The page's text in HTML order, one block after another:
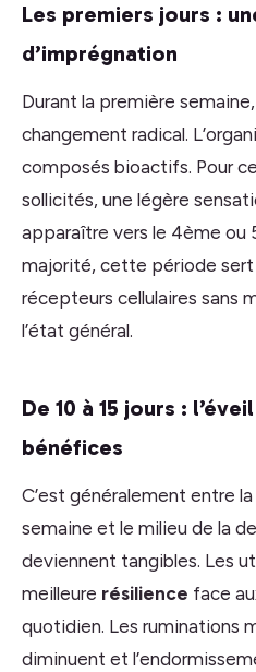
Les premiers jours :
d’imprégnation
Durant la première
changement radical.
composés bioactifs. Pour
sollicités, une légère
apparaître vers le 4ème ou
majorité, cette période sert
récepteurs cellulaires sans
l’état général.
De 10 à 15 jours :
bénéfices
C’est généralement entre
semaine et le milieu de la
deviennent tangibles. Les
meilleure résilience face
quotidien. Les ruminations
diminuent et